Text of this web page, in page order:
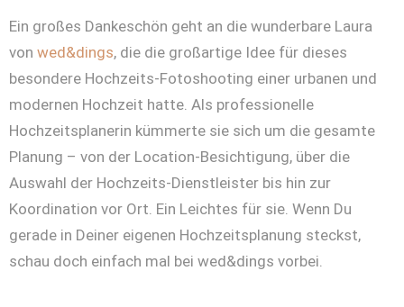
Ein großes Dankeschön geht an die wunderbare Laura
von wed&dings, die die großartige Idee für dieses
besondere Hochzeits-Fotoshooting einer urbanen und
modernen Hochzeit hatte. Als professionelle
Hochzeitsplanerin kümmerte sie sich um die gesamte
Planung – von der Location-Besichtigung, über die
Auswahl der Hochzeits-Dienstleister bis hin zur
Koordination vor Ort. Ein Leichtes für sie. Wenn Du
gerade in Deiner eigenen Hochzeitsplanung steckst,
schau doch einfach mal bei wed&dings vorbei.